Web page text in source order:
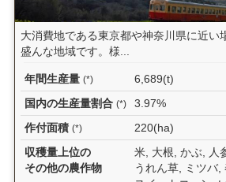
大消費地である東京都や神奈川県に近い
盛んな地域です。様...
年間生産量 (*)
6,689(t)
国内の生産量割合 (*)
3.97%
作付面積 (*)
220(ha)
収穫量上位の
その他の農作物
米, 大根, かぶ, 人
うれん草, ミツバ,